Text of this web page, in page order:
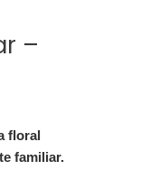
–
floral
familiar.